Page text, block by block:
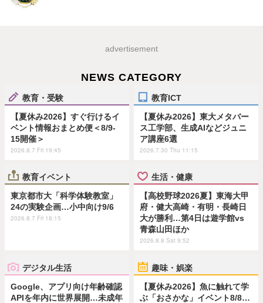
advertisement
NEWS CATEGORY
教育・受験
【夏休み2026】すぐ行けるイ
ベント情報おまとめ便＜8/9-
15開催＞
2026.8.7 Fri 19:45
教育ICT
【夏休み2026】東大メタバー
ス工学部、生成AIなどジュニ
ア講座6選
2026.7.30 Thu 11:15
教育イベント
東京都市大「科学体験教室」
24の実験企画…小中向け9/6
2026.8.7 Fri 18:15
生活・健康
【高校野球2026夏】東海大甲
府・健大高崎・有明・長崎日
大が勝利…第4日は遊学館vs
青森山田ほか
2026.8.8 Sat 9:52
デジタル生活
Google、アプリ向け年齢確認
APIを年内に世界展開…未成年
趣味・娯楽
【夏休み2026】魚に触れて学
ぶ「おさかな」イベント8/8…